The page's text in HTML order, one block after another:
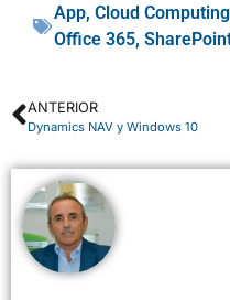
App, Cloud Computing
Office 365,
ANTERIOR
Dynamics NAV y Windows 10